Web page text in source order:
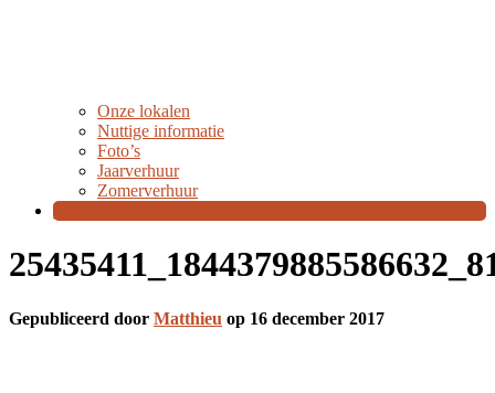
Onze lokalen
Nuttige informatie
Foto’s
Jaarverhuur
Zomerverhuur
Inschrijven
Gepubliceerd door Matthieu op 16 december 2017